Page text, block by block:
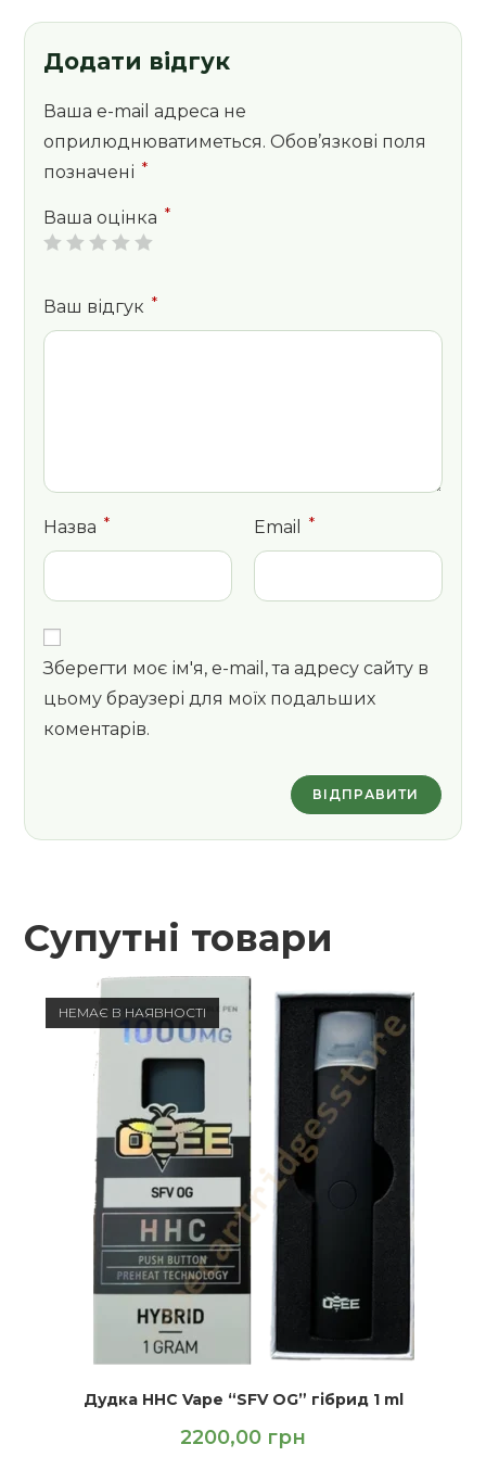
Додати відгук
Ваша e-mail адреса не
оприлюднюватиметься. Обов’язкові поля
позначені *
Ваша оцінка *
Ваш відгук *
Назва * Email *
Зберегти моє ім'я, e-mail, та адресу сайту в
цьому браузері для моїх подальших
коментарів.
Супутні товари
НЕМАЄ В НАЯВНОСТІ
Дудка HHC Vape “SFV OG” гібрид 1 ml
2200,00 грн